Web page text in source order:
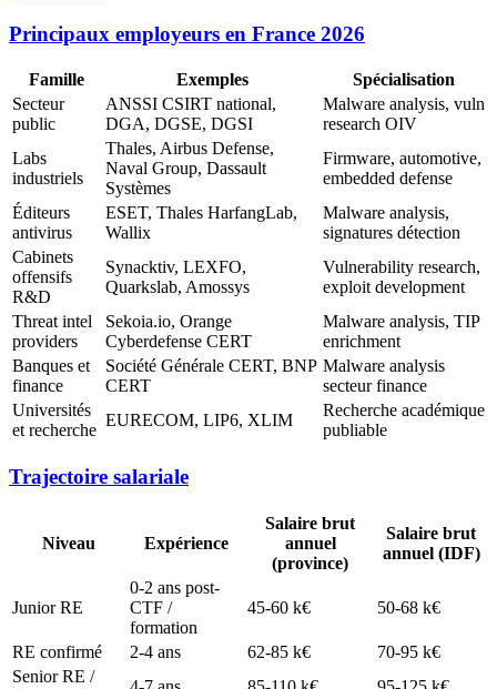
Principaux employeurs en France 2026
Famille Exemples
Spécialisation
Secteur
public
ANSSI CSIRT national,
DGA, DGSE, DGSI
Malware analysis, vuln
research OIV
Labs
industriels
Thales, Airbus Defense,
Naval Group, Dassault
Systèmes
Firmware, automotive,
embedded defense
Éditeurs
antivirus
ESET, Thales HarfangLab,
Wallix
Malware analysis,
signatures détection
Cabinets
offensifs
R&D
Synacktiv, LEXFO,
Quarkslab, Amossys
Vulnerability research,
exploit development
Threat intel
providers
Sekoia.io, Orange
Cyberdefense CERT
Malware analysis, TIP
enrichment
Banques et
finance
Société Générale CERT, BNP
CERT
Malware analysis
secteur finance
Universités
et recherche
EURECOM, LIP6, XLIM
Recherche académique
publiable
Trajectoire salariale
Niveau Expérience
Salaire brut
annuel
(province)
Salaire brut
annuel (IDF)
Junior RE
0-2 ans post-
CTF /
formation
45-60 k€ 50-68 k€
RE confirmé 2-4 ans 62-85 k€
70-95 k€
Senior RE /